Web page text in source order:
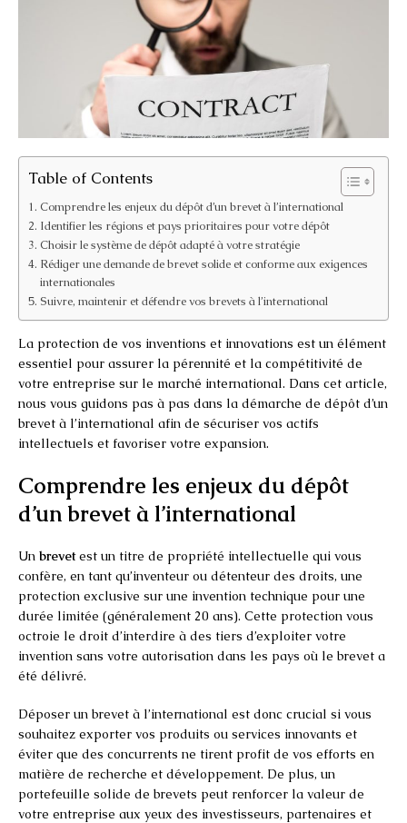
Table of Contents
Comprendre les enjeux du dépôt d’un brevet à l’international
Identifier les régions et pays prioritaires pour votre dépôt
Choisir le système de dépôt adapté à votre stratégie
Rédiger une demande de brevet solide et conforme aux exigences
internationales
Suivre, maintenir et défendre vos brevets à l’international
La protection de vos inventions et innovations est un élément
essentiel pour assurer la pérennité et la compétitivité de
votre entreprise sur le marché international. Dans cet article,
nous vous guidons pas à pas dans la démarche de dépôt d’un
brevet à l’international afin de sécuriser vos actifs
intellectuels et favoriser votre expansion.
Comprendre les enjeux du dépôt
d’un brevet à l’international
Un brevetest un titre de propriété intellectuelle qui vous
confère, en tant qu’inventeur ou détenteur des droits, une
protection exclusive sur une invention technique pour une
durée limitée (généralement 20 ans). Cette protection vous
octroie le droit d’interdire à des tiers d’exploiter votre
invention sans votre autorisation dans les pays où le brevet a
été délivré.
Déposer un brevet à l’international est donc crucial si vous
souhaitez exporter vos produits ou services innovants et
éviter que des concurrents ne tirent profit de vos efforts en
matière de recherche et développement. De plus, un
portefeuille solide de brevets peut renforcer la valeur de
votre entreprise aux yeux des investisseurs, partenaires et